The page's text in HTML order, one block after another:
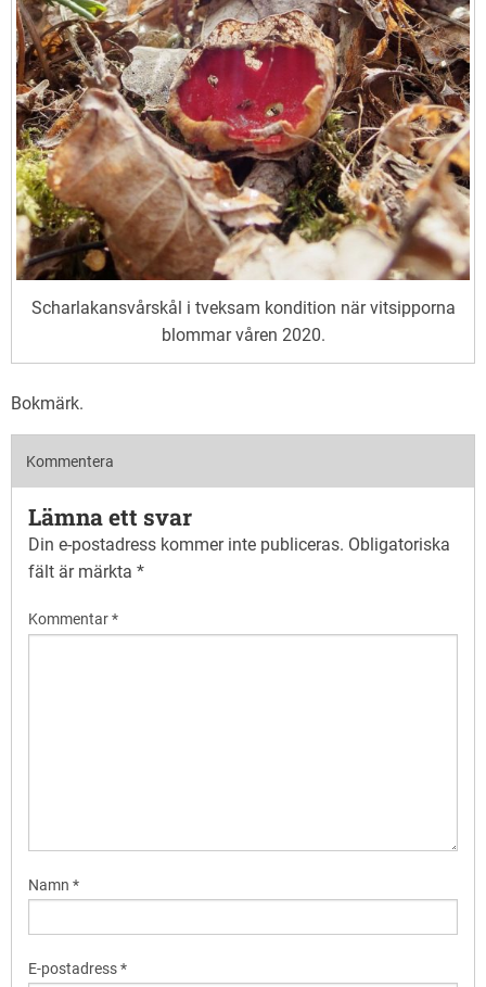
Scharlakansvårskål i tveksam kondition när vitsipporna
blommar våren 2020.
Bokmärk.
Kommentera
Lämna ett svar
Din e-postadress kommer inte publiceras. Obligatoriska
fält är märkta *
Kommentar*
Namn *
E-postadress*